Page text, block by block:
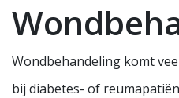
Wondbehandeling komt
bij diabetes- of